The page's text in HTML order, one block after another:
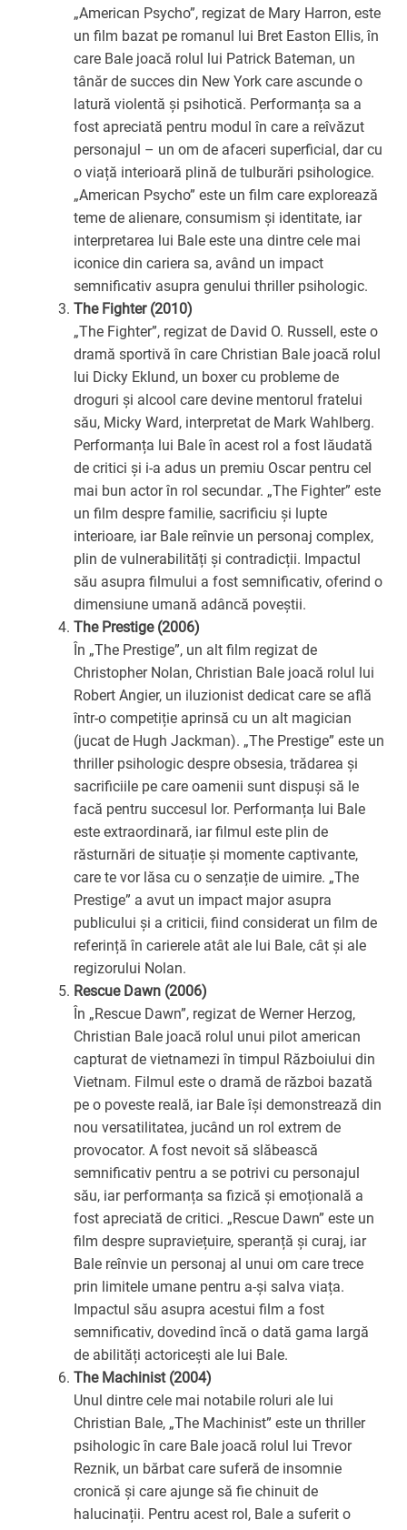
„American Psycho”, regizat de Mary Harron, este
un film bazat pe romanul lui Bret Easton Ellis, în
care Bale joacă rolul lui Patrick Bateman, un
tânăr de succes din New York care ascunde o
latură violentă și psihotică. Performanța sa a
fost apreciată pentru modul în care a reîvăzut
personajul – un om de afaceri superficial, dar cu
o viață interioară plină de tulburări psihologice.
„American Psycho” este un film care explorează
teme de alienare, consumism și identitate, iar
interpretarea lui Bale este una dintre cele mai
iconice din cariera sa, având un impact
semnificativ asupra genului thriller psihologic.
The Fighter (2010)
„The Fighter”, regizat de David O. Russell, este o
dramă sportivă în care Christian Bale joacă rolul
lui Dicky Eklund, un boxer cu probleme de
droguri și alcool care devine mentorul fratelui
său, Micky Ward, interpretat de Mark Wahlberg.
Performanța lui Bale în acest rol a fost lăudată
de critici și i-a adus un premiu Oscar pentru cel
mai bun actor în rol secundar. „The Fighter” este
un film despre familie, sacrificiu și lupte
interioare, iar Bale reînvie un personaj complex,
plin de vulnerabilități și contradicții. Impactul
său asupra filmului a fost semnificativ, oferind o
dimensiune umană adâncă poveștii.
The Prestige (2006)
În „The Prestige”, un alt film regizat de
Christopher Nolan, Christian Bale joacă rolul lui
Robert Angier, un iluzionist dedicat care se află
într-o competiție aprinsă cu un alt magician
(jucat de Hugh Jackman). „The Prestige” este un
thriller psihologic despre obsesia, trădarea și
sacrificiile pe care oamenii sunt dispuși să le
facă pentru succesul lor. Performanța lui Bale
este extraordinară, iar filmul este plin de
răsturnări de situație și momente captivante,
care te vor lăsa cu o senzație de uimire. „The
Prestige” a avut un impact major asupra
publicului și a criticii, fiind considerat un film de
referință în carierele atât ale lui Bale, cât și ale
regizorului Nolan.
Rescue Dawn (2006)
În „Rescue Dawn”, regizat de Werner Herzog,
Christian Bale joacă rolul unui pilot american
capturat de vietnamezi în timpul Războiului din
Vietnam. Filmul este o dramă de război bazată
pe o poveste reală, iar Bale își demonstrează din
nou versatilitatea, jucând un rol extrem de
provocator. A fost nevoit să slăbească
semnificativ pentru a se potrivi cu personajul
său, iar performanța sa fizică și emoțională a
fost apreciată de critici. „Rescue Dawn” este un
film despre supraviețuire, speranță și curaj, iar
Bale reînvie un personaj al unui om care trece
prin limitele umane pentru a-și salva viața.
Impactul său asupra acestui film a fost
semnificativ, dovedind încă o dată gama largă
de abilități actoricești ale lui Bale.
The Machinist (2004)
Unul dintre cele mai notabile roluri ale lui
Christian Bale, „The Machinist” este un thriller
psihologic în care Bale joacă rolul lui Trevor
Reznik, un bărbat care suferă de insomnie
cronică și care ajunge să fie chinuit de
halucinații. Pentru acest rol, Bale a suferit o